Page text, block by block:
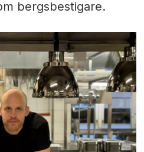
bergsbestigare.